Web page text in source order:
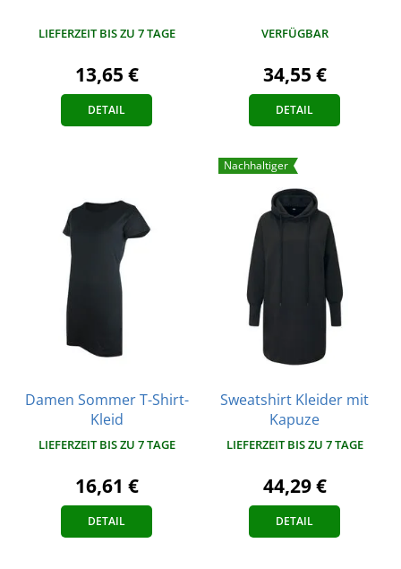
LIEFERZEIT BIS ZU 7 TAGE
13,65 €
DETAIL
VERFÜGBAR
34,55 €
DETAIL
Damen Sommer T-Shirt-
Kleid
LIEFERZEIT BIS ZU 7 TAGE
16,61 €
DETAIL
Nachhaltiger
Sweatshirt Kleider mit
Kapuze
LIEFERZEIT BIS ZU 7 TAGE
44,29 €
DETAIL